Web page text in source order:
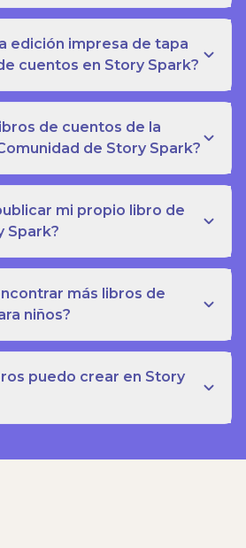
edición impresa de tapa
cuentos en Story Spark?
de cuentos de la
de Story Spark?
mi propio libro de
Spark?
más libros de
niños?
puedo crear en Story